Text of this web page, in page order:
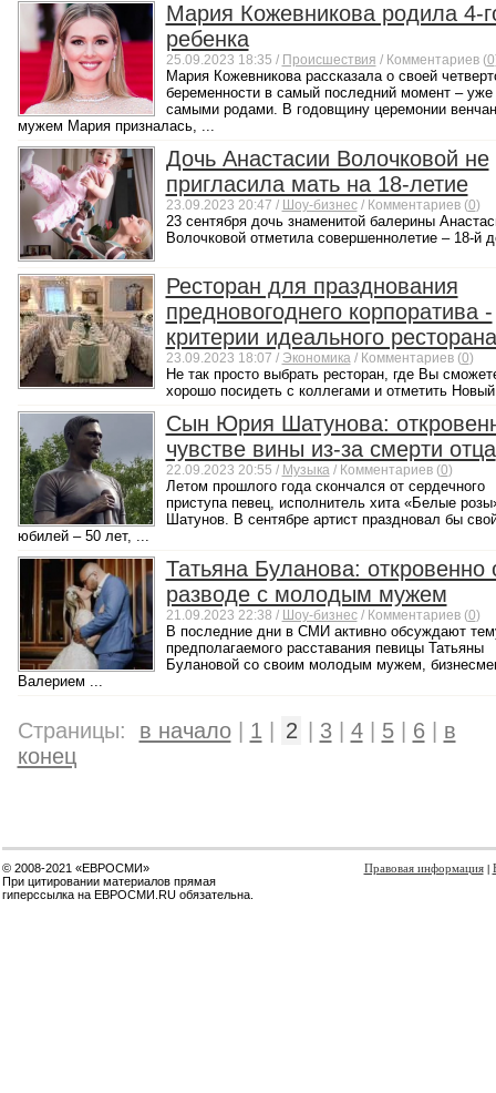
Мария Кожевникова родила 4-
ребенка
25.09.2023 18:35 / Происшествия / Комментариев (0
Мария Кожевникова рассказала о своей
беременности в самый последний момент – уже
самыми родами. В годовщину церемонии
мужем Мария призналась, ...
Дочь Анастасии Волочковой не
пригласила мать на 18-летие
23.09.2023 20:47 / Шоу-бизнес/ Комментариев (0)
23 сентября дочь знаменитой балерины
Волочковой отметила совершеннолетие – 18-й
Ресторан для празднования
предновогоднего корпоратива -
критерии идеального ресторана
23.09.2023 18:07 / Экономика/ Комментариев (0)
Не так просто выбрать ресторан, где Вы
хорошо посидеть с коллегами и отметить
Сын Юрия Шатунова:
чувстве вины из-за смерти отца
22.09.2023 20:55 / Музыка/ Комментариев (0)
Летом прошлого года скончался от сердечного
приступа певец, исполнитель хита «Белые
Шатунов. В сентябре артист праздновал бы
юбилей – 50 лет, ...
Татьяна Буланова: откровенно
разводе с молодым мужем
21.09.2023 22:38 / Шоу-бизнес/ Комментариев (0)
В последние дни в СМИ активно обсуждают
предполагаемого расставания певицы Татьяны
Булановой со своим молодым мужем,
Валерием ...
Страницы: в начало| 1 2 3| 4| 5| 6| в
конец
© 2008-2021 «ЕВРОСМИ»
При цитировании материалов прямая
гиперссылка на ЕВРОСМИ.RU обязательна.
Правовая информация|